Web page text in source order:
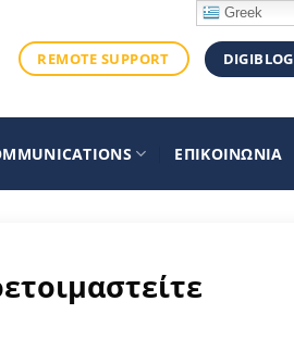
REMOTE SUPPORT DIGIBLOG
ΕΠΙΚΟΙΝΩΝΙΑ
Greek